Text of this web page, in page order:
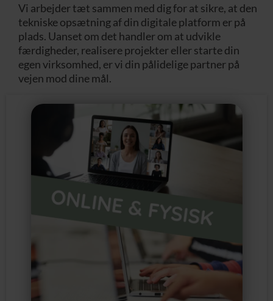
Vi arbejder tæt sammen med dig for at sikre, at den
tekniske opsætning af din digitale platform er på
plads. Uanset om det handler om at udvikle
færdigheder, realisere projekter eller starte din
egen virksomhed, er vi din pålidelige partner på
vejen mod dine mål.